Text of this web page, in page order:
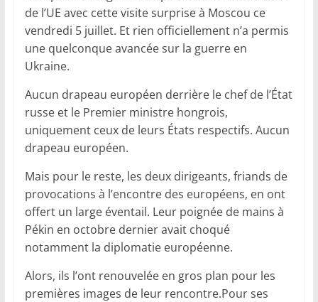
de l’UE avec cette visite surprise à Moscou ce
vendredi 5 juillet. Et rien officiellement n’a permis
une quelconque avancée sur la guerre en
Ukraine.
Aucun drapeau européen derrière le chef de l’État
russe et le Premier ministre hongrois,
uniquement ceux de leurs États respectifs. Aucun
drapeau européen.
Mais pour le reste, les deux dirigeants, friands de
provocations à l’encontre des européens, en ont
offert un large éventail. Leur poignée de mains à
Pékin en octobre dernier avait choqué
notamment la diplomatie européenne.
Alors, ils l’ont renouvelée en gros plan pour les
premières images de leur rencontre.Pour ses